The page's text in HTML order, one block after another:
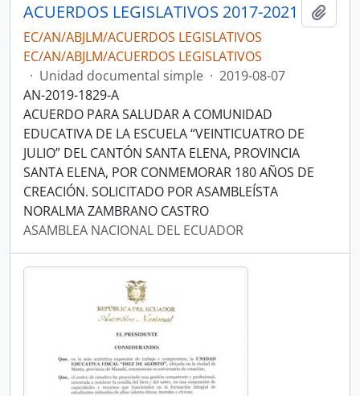
ACUERDOS LEGISLATIVOS 2017-2021
EC/AN/ABJLM/ACUERDOS LEGISLATIVOS
EC/AN/ABJLM/ACUERDOS LEGISLATIVOS
· Unidad documental simple · 2019-08-07
AN-2019-1829-A
ACUERDO PARA SALUDAR A COMUNIDAD
EDUCATIVA DE LA ESCUELA “VEINTICUATRO DE
JULIO” DEL CANTÓN SANTA ELENA, PROVINCIA
SANTA ELENA, POR CONMEMORAR 180 AÑOS DE
CREACIÓN. SOLICITADO POR ASAMBLEÍSTA
NORALMA ZAMBRANO CASTRO
ASAMBLEA NACIONAL DEL ECUADOR